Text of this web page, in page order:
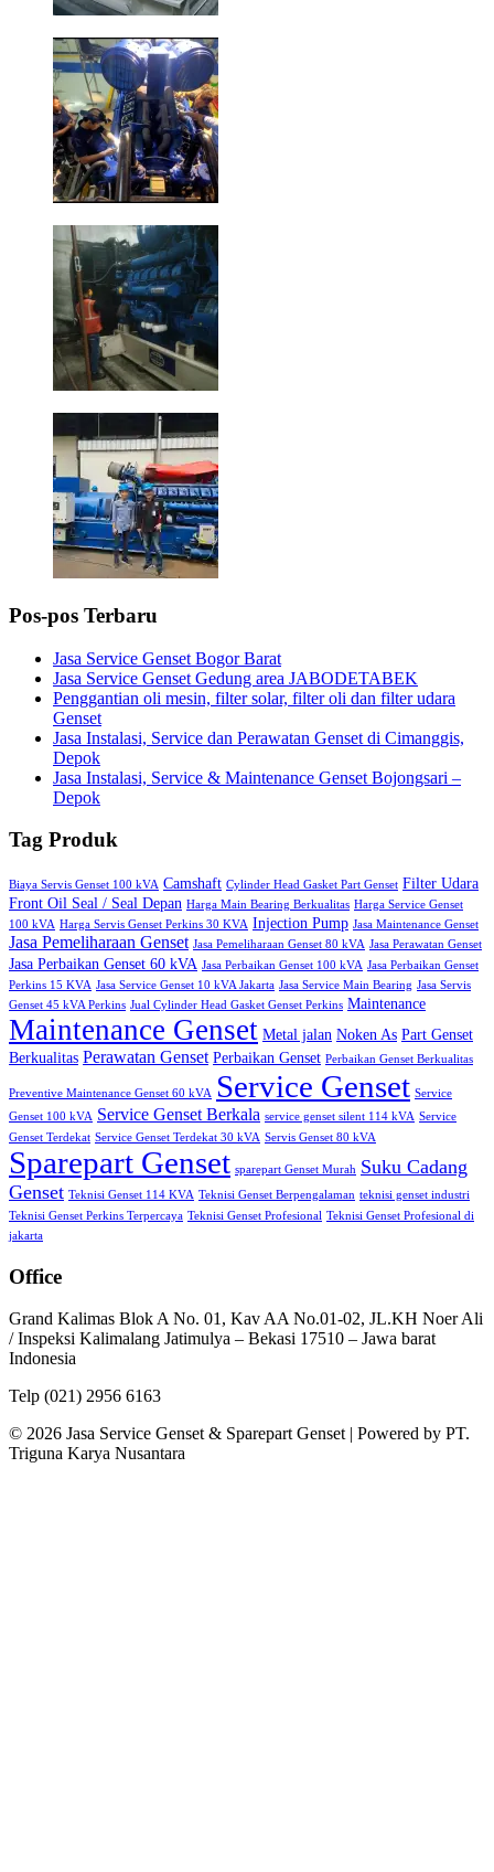
Pos-pos Terbaru
Jasa Service Genset Bogor Barat
Jasa Service Genset Gedung area JABODETABEK
Penggantian oli mesin, filter solar, filter oli dan filter udara
Genset
Jasa Instalasi, Service dan Perawatan Genset di Cimanggis,
Depok
Jasa Instalasi, Service & Maintenance Genset Bojongsari –
Depok
Tag Produk
Biaya Servis Genset 100 kVA Camshaft Cylinder Head Gasket Part Genset Filter Udara
Front Oil Seal / Seal Depan Harga Main Bearing Berkualitas Harga Service Genset
100 kVA Harga Servis Genset Perkins 30 KVA Injection Pump Jasa Maintenance Genset
Jasa Pemeliharaan Genset Jasa Pemeliharaan Genset 80 kVA Jasa Perawatan Genset
Jasa Perbaikan Genset 60 kVA Jasa Perbaikan Genset 100 kVA Jasa Perbaikan Genset
Perkins 15 KVA Jasa Service Genset 10 kVA Jakarta Jasa Service Main Bearing Jasa Servis
Genset 45 kVA Perkins Jual Cylinder Head Gasket Genset Perkins Maintenance
Maintenance Genset Metal jalan Noken As Part Genset
Berkualitas Perawatan Genset Perbaikan Genset Perbaikan Genset Berkualitas
Preventive Maintenance Genset 60 kVA Service Genset Service
Genset 100 kVA Service Genset Berkala service genset silent 114 kVA Service
Genset Terdekat Service Genset Terdekat 30 kVA Servis Genset 80 kVA
Sparepart Genset sparepart Genset Murah Suku Cadang
Genset Teknisi Genset 114 KVA Teknisi Genset Berpengalaman teknisi genset industri
Teknisi Genset Perkins Terpercaya Teknisi Genset Profesional Teknisi Genset Profesional di
jakarta
Office
Grand Kalimas Blok A No. 01, Kav AA No.01-02, JL.KH Noer Ali
/ Inspeksi Kalimalang Jatimulya – Bekasi 17510 – Jawa barat
Indonesia
Telp (021) 2956 6163
© 2026 Jasa Service Genset & Sparepart Genset | Powered by PT.
Triguna Karya Nusantara